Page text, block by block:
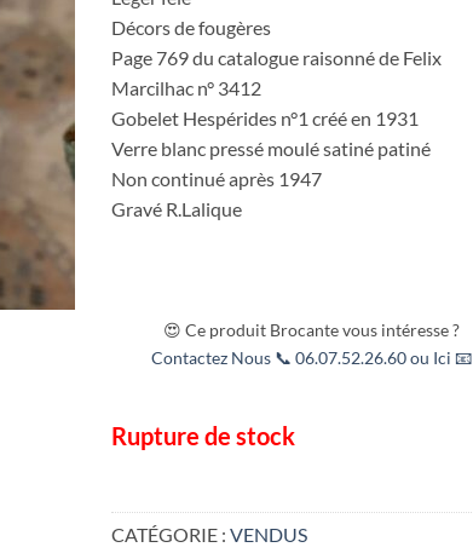
Décors de fougères
Page 769 du catalogue raisonné de Felix
Marcilhac n° 3412
Gobelet Hespérides n°1 créé en 1931
Verre blanc pressé moulé satiné patiné
Non continué après 1947
Gravé R.Lalique
😍 Ce produit Brocante vous intéresse ?
Contactez Nous 📞 06.07.52.26.60 ou Ici 📧
Rupture de stock
CATÉGORIE : VENDUS